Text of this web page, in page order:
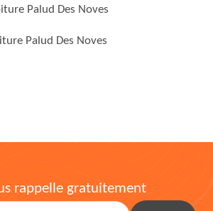
Palud Des Noves
Palud Des Noves
rappelle gratuitement